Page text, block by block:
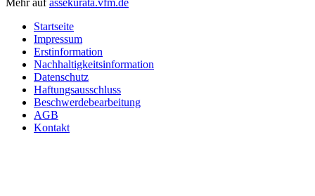
Mehr aufassekurata.vfm.de
Startseite
Impressum
Erstinformation
Nachhaltigkeitsinformation
Datenschutz
Haftungsausschluss
Beschwerdebearbeitung
AGB
Kontakt